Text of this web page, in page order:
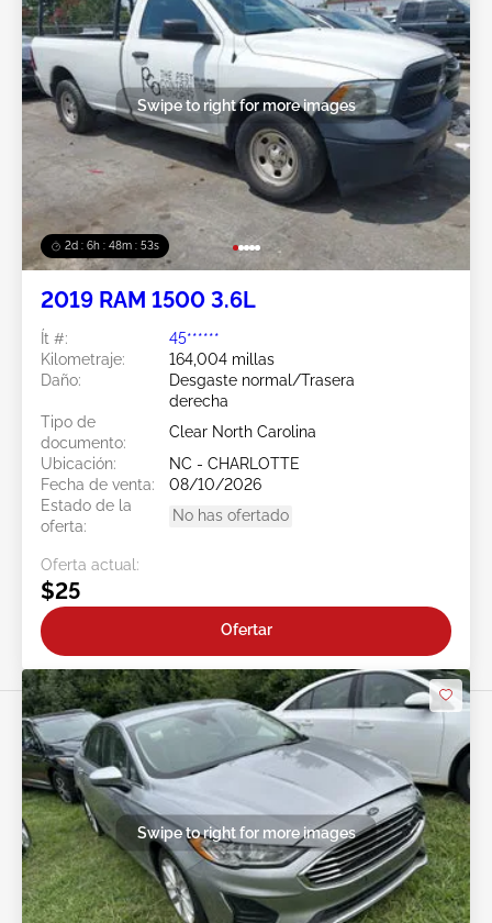
2d : 6h : 48m : 51s
Swipe to right for more images
2019 RAM 1500 3.6L
Ít #:
45******
Kilometraje:
164,004 millas
Daño:
Desgaste normal/Trasera
derecha
Tipo de
documento:
Clear North Carolina
Ubicación:
NC - CHARLOTTE
Fecha de venta:
08/10/2026
Estado de la
oferta:
No has ofertado
Oferta actual:
$25
Ofertar
Swipe to right for more images